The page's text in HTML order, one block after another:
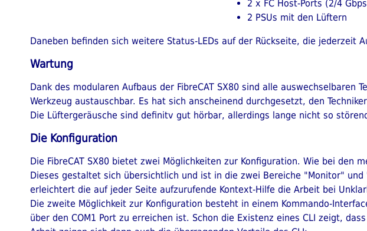
2 x FC Host-Ports (2/4
2 PSUs mit den Lüftern
Daneben befinden sich weitere Status-LEDs auf der Rückseite, die jederzeit
Wartung
Dank des modularen Aufbaus der FibreCAT SX80 sind alle
Werkzeug austauschbar. Es hat sich anscheinend durchgesetzt, den
Die Lüftergeräusche sind definitv gut hörbar, allerdings lange nicht so
Die Konfiguration
Die FibreCAT SX80 bietet zwei Möglichkeiten zur Konfiguration. Wie bei den
Dieses gestaltet sich übersichtlich und ist in die zwei Bereiche "Monitor"
erleichtert die auf jeder Seite aufzurufende Kontext-Hilfe die Arbeit bei
Die zweite Möglichkeit zur Konfiguration besteht in einem Kommando-
über den COM1 Port zu erreichen ist. Schon die Existenz eines CLI zeigt,